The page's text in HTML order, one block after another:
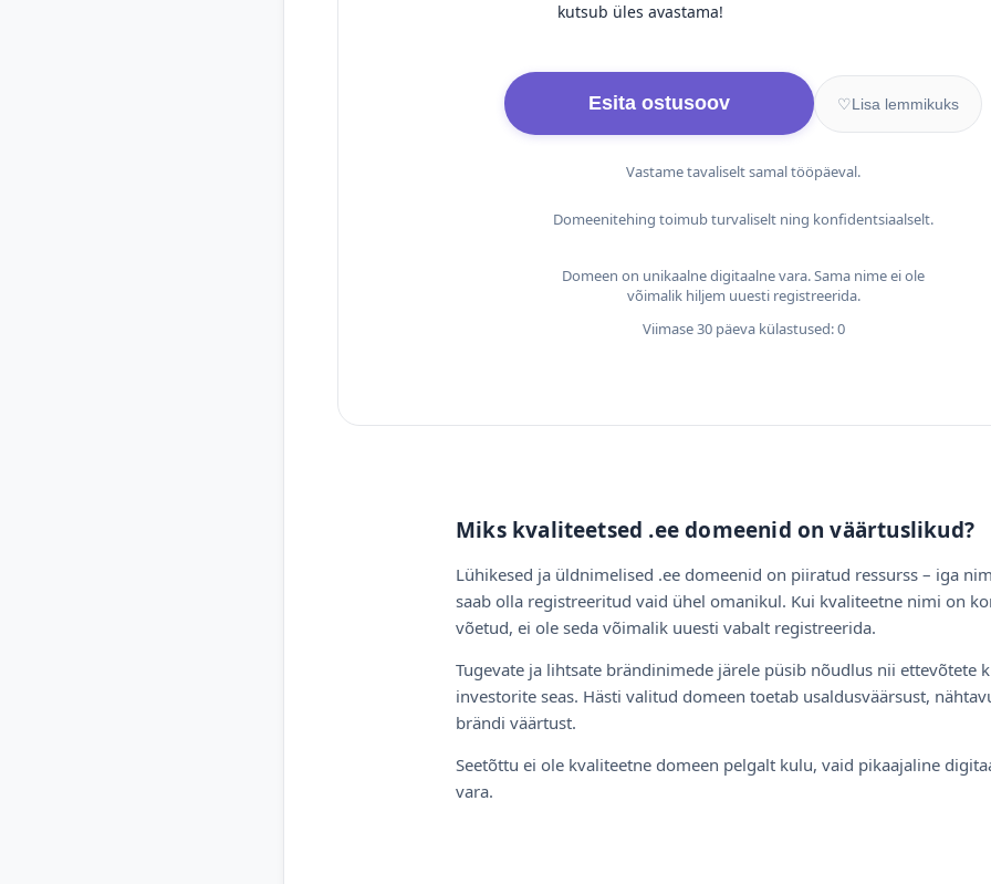
kutsub üles avastama!
Esita ostusoov ♡Lisa lemmikuks
Vastame tavaliselt samal tööpäeval.
Domeenitehing toimub turvaliselt ning konfidentsiaalselt.
Domeen on unikaalne digitaalne vara. Sama nime ei ole
võimalik hiljem uuesti registreerida.
Viimase 30 päeva külastused: 0
Miks kvaliteetsed .ee domeenid on väärtuslikud?
Lühikesed ja üldnimelised .ee domeenid on piiratud ressurss – iga
saab olla registreeritud vaid ühel omanikul. Kui kvaliteetne nimi on
võetud, ei ole seda võimalik uuesti vabalt registreerida.
Tugevate ja lihtsate brändinimede järele püsib nõudlus nii ettevõtete
investorite seas. Hästi valitud domeen toetab usaldusväärsust,
brändi väärtust.
Seetõttu ei ole kvaliteetne domeen pelgalt kulu, vaid pikaajaline
vara.